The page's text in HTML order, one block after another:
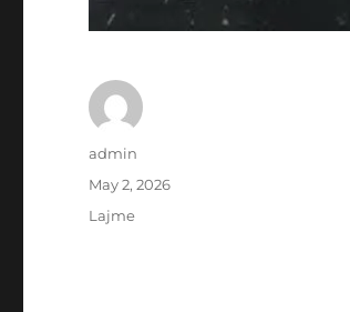
Author
admin
Posted
May 2, 2026
Categories
Lajme